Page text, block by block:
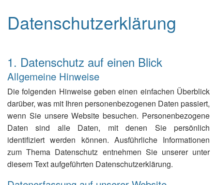
Datenschutzerklärung
1. Datenschutz auf einen Blick
Allgemeine Hinweise
Die folgenden Hinweise geben einen einfachen Überblick
darüber, was mit Ihren personenbezogenen Daten passiert,
wenn Sie unsere Website besuchen. Personenbezogene
Daten sind alle Daten, mit denen Sie persönlich
identifiziert werden können. Ausführliche Informationen
zum Thema Datenschutz entnehmen Sie unserer unter
diesem Text aufgeführten Datenschutzerklärung.